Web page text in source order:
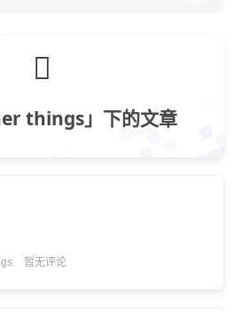
things」下的文章
暂无评论